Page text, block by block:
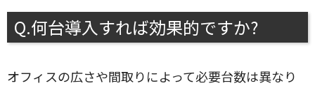
Q.何台導入すれば効果的ですか?
オフィスの広さや間取りによって必要台数は異なり